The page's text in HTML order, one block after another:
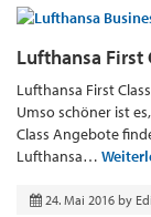
Lufthansa First
Lufthansa First
Umso schöner ist
Class Angebote
Lufthansa…
24. Mai 2016 by